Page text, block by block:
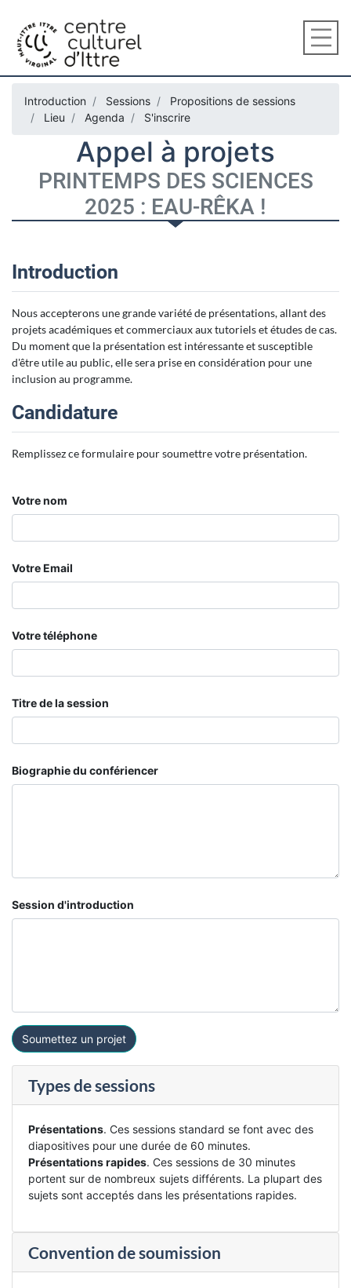
Introduction Sessions
Propositions de sessions
Lieu
Agenda S'inscrire
Appel à projets
PRINTEMPS DES SCIENCES
2025 : EAU-RÊKA !
Introduction
Nous accepterons une grande variété de présentations, allant des
projets académiques et commerciaux aux tutoriels et études de cas.
Du moment que la présentation est intéressante et susceptible
d'être utile au public, elle sera prise en considération pour une
inclusion au programme.
Candidature
Remplissez ce formulaire pour soumettre votre présentation.
Votre nom
Votre Email
Votre téléphone
Titre de la session
Biographie du confériencer
Session d'introduction
Soumettez un projet
Types de sessions
Présentations. Ces sessions standard se font avec des
diapositives pour une durée de 60 minutes.
Présentations rapides. Ces sessions de 30 minutes
portent sur de nombreux sujets différents. La plupart des
sujets sont acceptés dans les présentations rapides.
Convention de soumission